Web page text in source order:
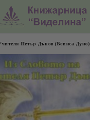
Петър Дънов (Беинса Дуно)